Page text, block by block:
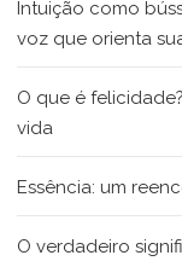
Intuição como
voz que orienta
O que é
vida
Essência: um
O verdadeiro